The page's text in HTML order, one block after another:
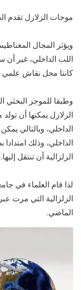
موجات الزلازل تقدم
ويؤثر المجال
اللب الداخلي، غير
كانتا محل نقاش علمي
وطبقا للموجز البحثي
الزلازل يمكنها أن
الداخلي، وبالتالي
الداخلي، وذلك
الزلزالية أن تنتقل إليها.
لذا قام العلماء في
الزلزالية التي مرت
الماضي.